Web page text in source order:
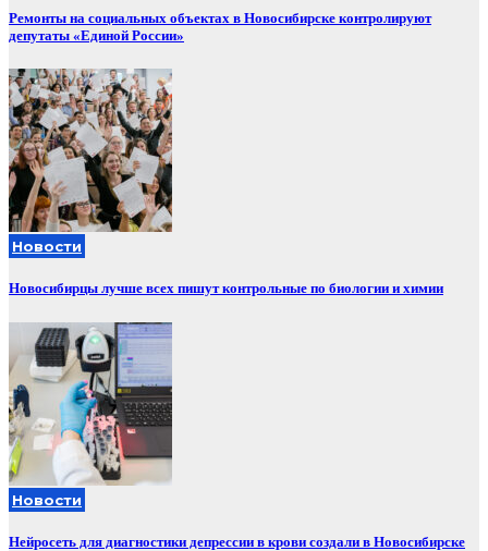
Ремонты на социальных объектах в Новосибирске контролируют
депутаты «Единой России»
Новости
Новосибирцы лучше всех пишут контрольные по биологии и химии
Новости
Нейросеть для диагностики депрессии в крови создали в Новосибирске